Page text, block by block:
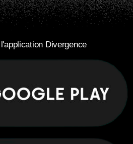
Divergence